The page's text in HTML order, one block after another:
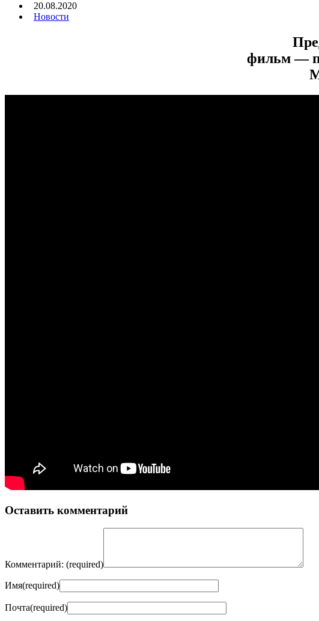
20.08.2020
Новости
фильм —
Оставить комментарий
Комментарий: (required)
Имя(required)
Почта(required)